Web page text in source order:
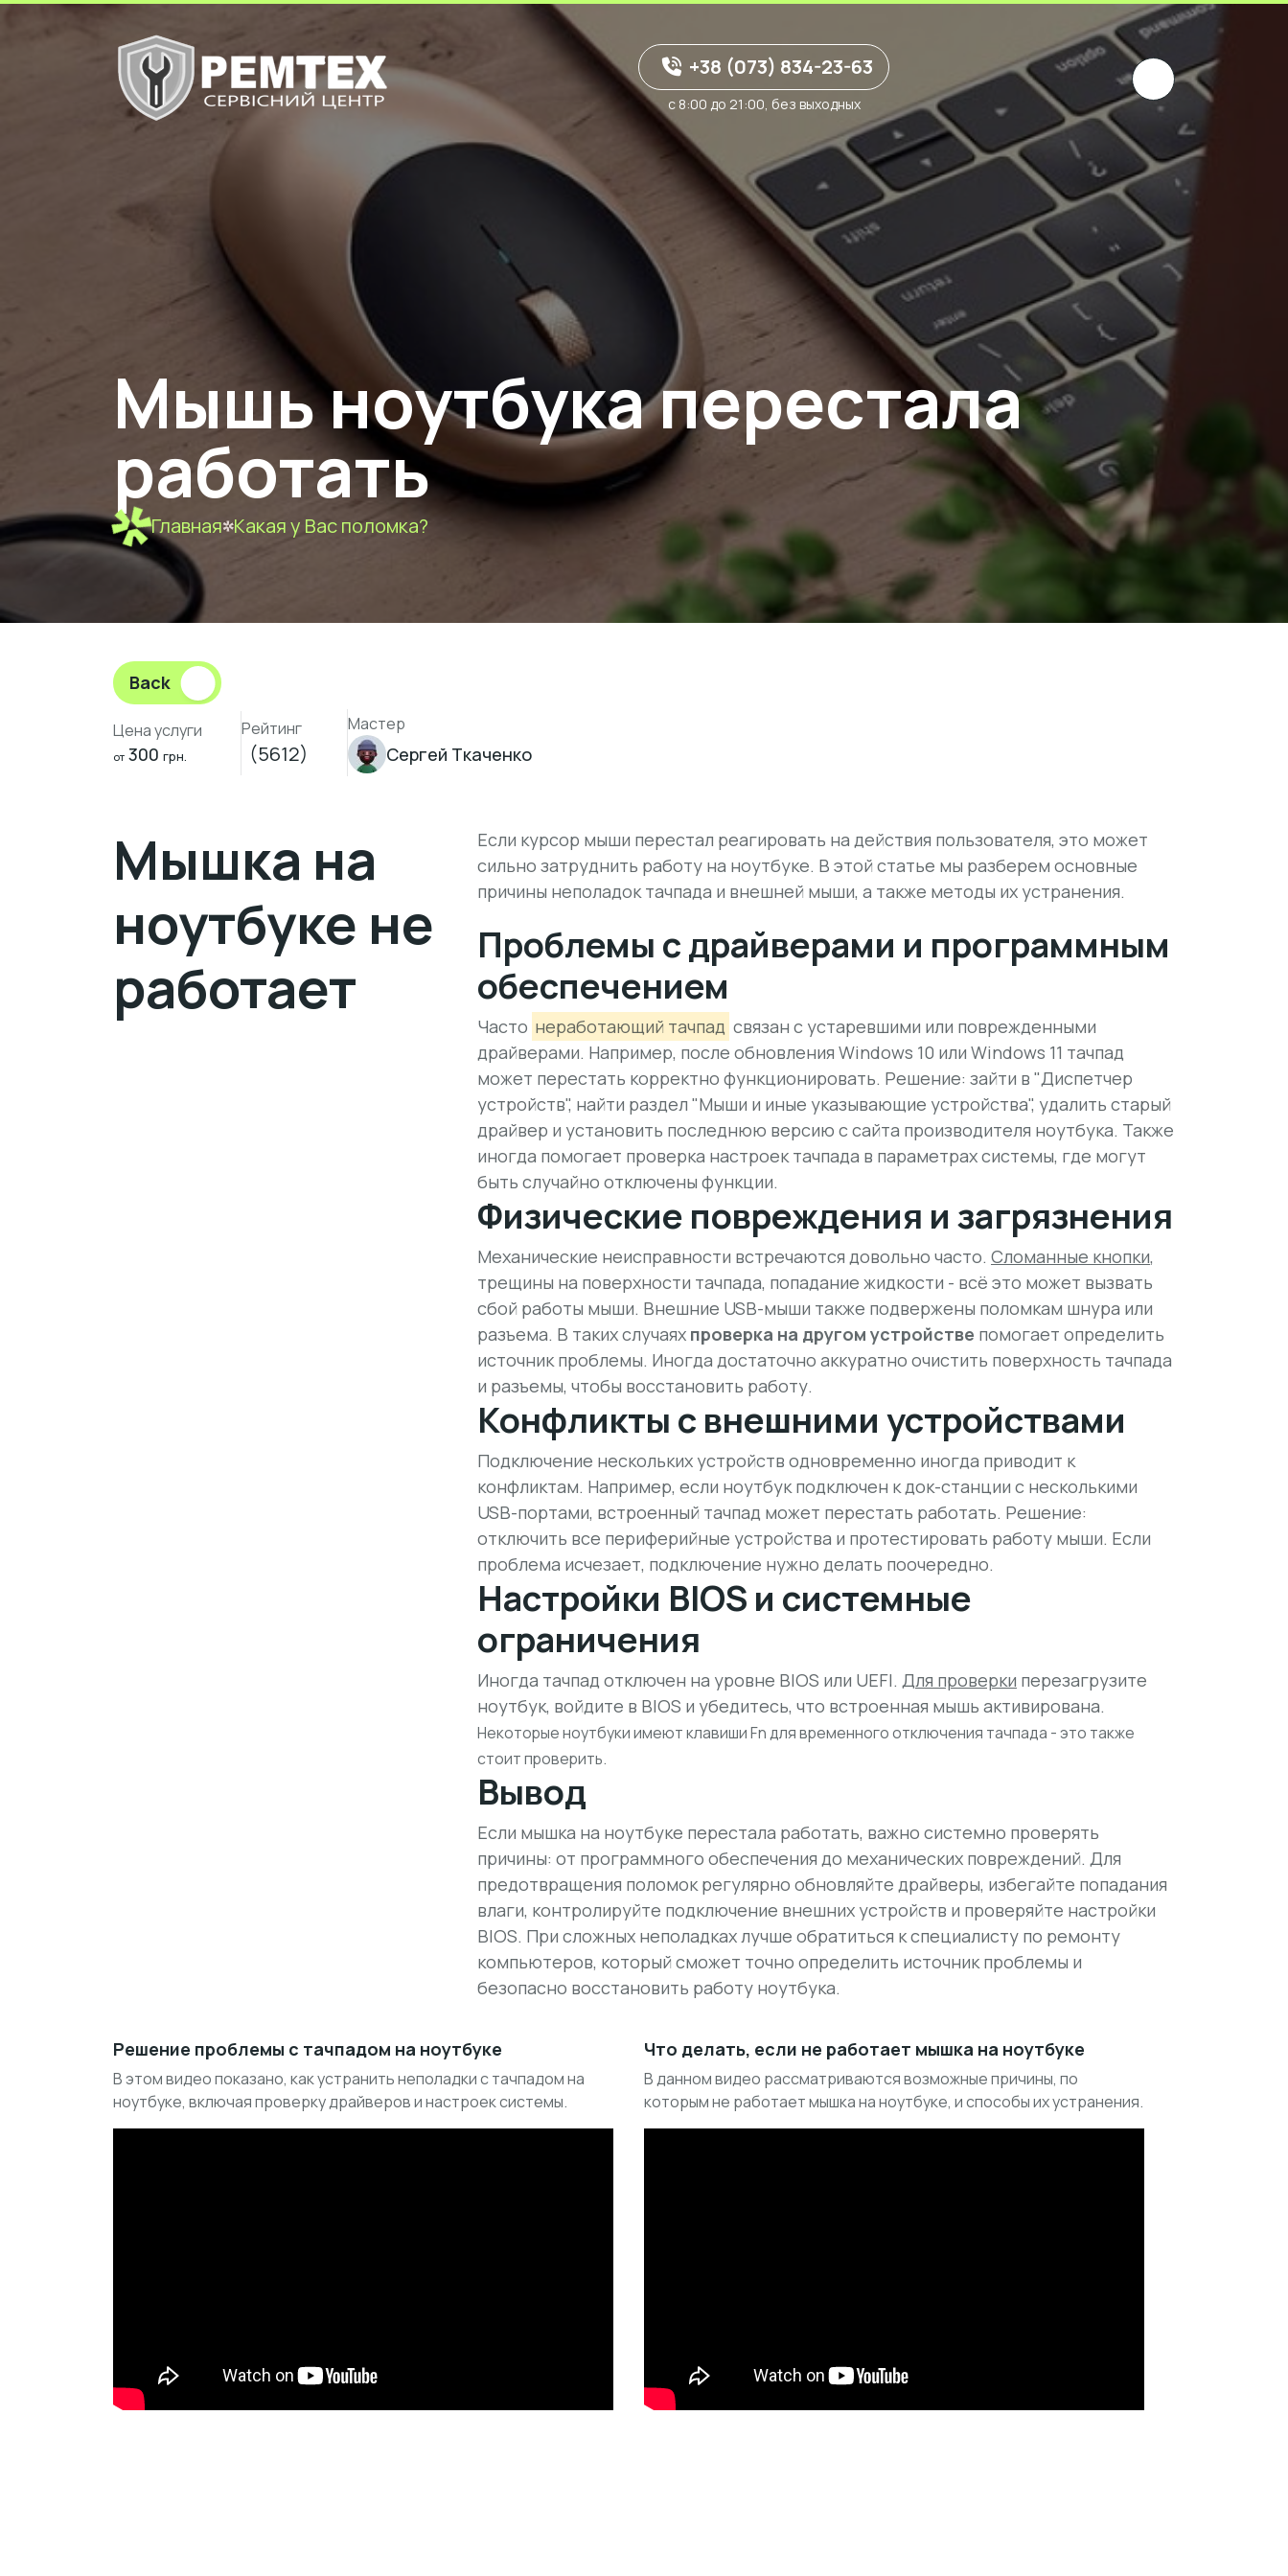
+38 (073) 834-23-63
с 8:00 до 21:00, без выходных
Мышь ноутбука перестала
работать
Главная Какая у Вас поломка?
Back
Цена услуги
от 300 грн.
Рейтинг
(5612)
Мастер
Сергей Ткаченко
Мышка на
ноутбуке не
работает
Если курсор мыши перестал реагировать на действия пользователя, это может
сильно затруднить работу на ноутбуке. В этой статье мы разберем основные
причины неполадок тачпада и внешней мыши, а также методы их устранения.
Проблемы с драйверами и программным
обеспечением
Часто неработающий тачпад связан с устаревшими или поврежденными
драйверами. Например, после обновления Windows 10 или Windows 11 тачпад
может перестать корректно функционировать. Решение: зайти в "Диспетчер
устройств", найти раздел "Мыши и иные указывающие устройства", удалить старый
драйвер и установить последнюю версию с сайта производителя ноутбука. Также
иногда помогает проверка настроек тачпада в параметрах системы, где могут
быть случайно отключены функции.
Физические повреждения и загрязнения
Механические неисправности встречаются довольно часто. Сломанные кнопки,
трещины на поверхности тачпада, попадание жидкости - всё это может вызвать
сбой работы мыши. Внешние USB-мыши также подвержены поломкам шнура или
разъема. В таких случаях проверка на другом устройстве помогает определить
источник проблемы. Иногда достаточно аккуратно очистить поверхность тачпада
и разъемы, чтобы восстановить работу.
Конфликты с внешними устройствами
Подключение нескольких устройств одновременно иногда приводит к
конфликтам. Например, если ноутбук подключен к док-станции с несколькими
USB-портами, встроенный тачпад может перестать работать. Решение:
отключить все периферийные устройства и протестировать работу мыши. Если
проблема исчезает, подключение нужно делать поочередно.
Настройки BIOS и системные
ограничения
Иногда тачпад отключен на уровне BIOS или UEFI. Для проверки перезагрузите
ноутбук, войдите в BIOS и убедитесь, что встроенная мышь активирована.
Некоторые ноутбуки имеют клавиши Fn для временного отключения тачпада - это также
стоит проверить.
Вывод
Если мышка на ноутбуке перестала работать, важно системно проверять
причины: от программного обеспечения до механических повреждений. Для
предотвращения поломок регулярно обновляйте драйверы, избегайте попадания
влаги, контролируйте подключение внешних устройств и проверяйте настройки
BIOS. При сложных неполадках лучше обратиться к специалисту по ремонту
компьютеров, который сможет точно определить источник проблемы и
безопасно восстановить работу ноутбука.
Решение проблемы с тачпадом на ноутбуке
В этом видео показано, как устранить неполадки с тачпадом на
ноутбуке, включая проверку драйверов и настроек системы.
Что делать, если не работает мышка на ноутбуке
В данном видео рассматриваются возможные причины, по
которым не работает мышка на ноутбуке, и способы их устранения.